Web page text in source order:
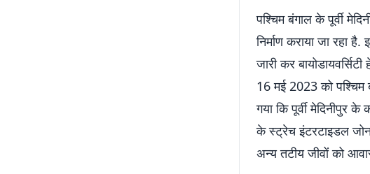
पश्चिम बंगाल के पूर्वी
निर्माण कराया जा रहा
जारी कर
16 मई 2023 को पश्चिम
गया कि पूर्वी मेदिनीपुर
के स्ट्रेच इंटरटाइडल जोन
अन्य तटीय जीवों को